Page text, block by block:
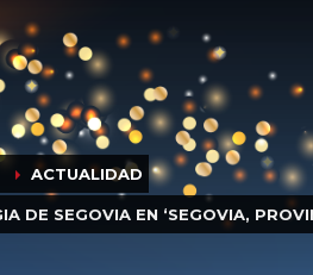
ACTUALIDAD
DE SEGOVIA EN ‘SEGOVIA,